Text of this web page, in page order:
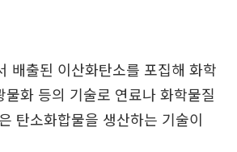
배출된 이산화탄소를 포집해 화학
물화 등의 기술로 연료나 화학물질
탄소화합물을 생산하는 기술이